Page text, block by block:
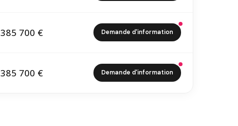
385 700 € Demande d'information
385 700 € Demande d'information